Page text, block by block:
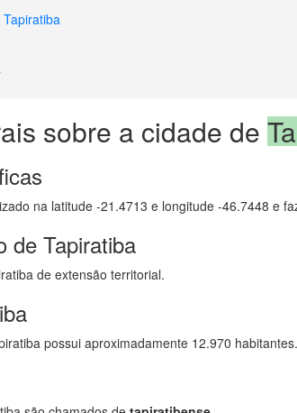
sobre a cidade de
na latitude -21.4713 e longitude -46.7448 e
de Tapiratiba
de extensão territorial.
possui aproximadamente 12.970 habitantes.